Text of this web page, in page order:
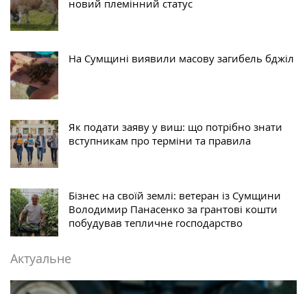
новий племінний статус
На Сумщині виявили масову загибель бджіл
Як подати заяву у виш: що потрібно знати
вступникам про терміни та правила
Бізнес на своїй землі: ветеран із Сумщини
Володимир Панасенко за грантові кошти
побудував тепличне господарство
Актуальне